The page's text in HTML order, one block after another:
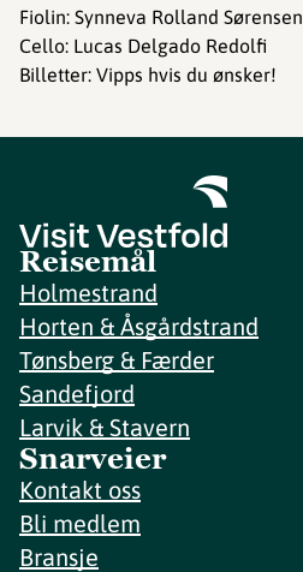
Fiolin: Synneva Rolland Sørensen
Cello: Lucas Delgado Redolfi
Billetter: Vipps hvis du ønsker!
Reisemål
Holmestrand
Horten & Åsgårdstrand
Tønsberg & Færder
Sandefjord
Larvik & Stavern
Snarveier
Kontakt oss
Bli medlem
Bransje